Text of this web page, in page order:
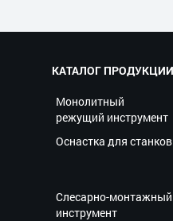
КАТАЛОГ ПРОДУКЦИИ
Монолитный
режущий инструмент
Оснастка для станков
Слесарно-монтажный
инструмент